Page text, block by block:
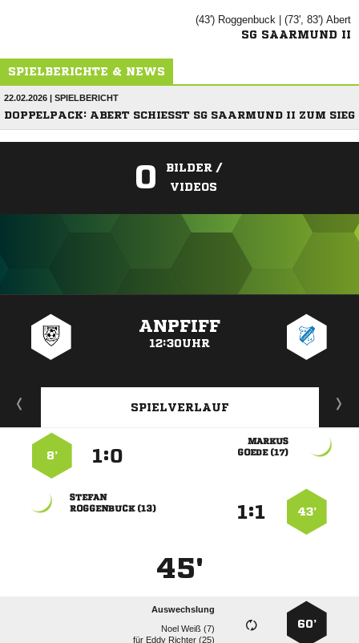
(43')  | (73', 83') 
SG SAARMUND II
SPIELBERICHTE & NEWS
22.02.2026 | SPIELBERICHT
DOPPELPACK: ABERT SCHIESST SG SAARMUND II ZUM SIEG
0
BILDER /
VIDEOS
ANPFIFF
12:30UHR
SPIELVERLAUF

 
:
8’
43’
:

 
45'
60’
Auswechslung
  
für   